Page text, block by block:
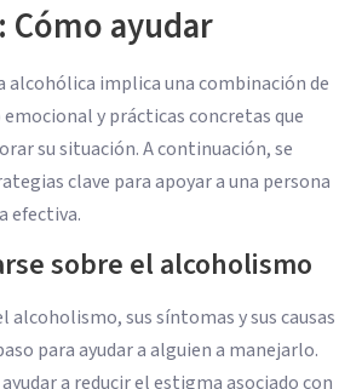
Cómo ayudar
alcohólica implica una combinación de
y prácticas concretas que
su situación. A continuación, se
clave para apoyar a una persona
efectiva.
sobre el alcoholismo
alcoholismo, sus síntomas y sus causas
para ayudar a alguien a manejarlo.
a reducir el estigma asociado con